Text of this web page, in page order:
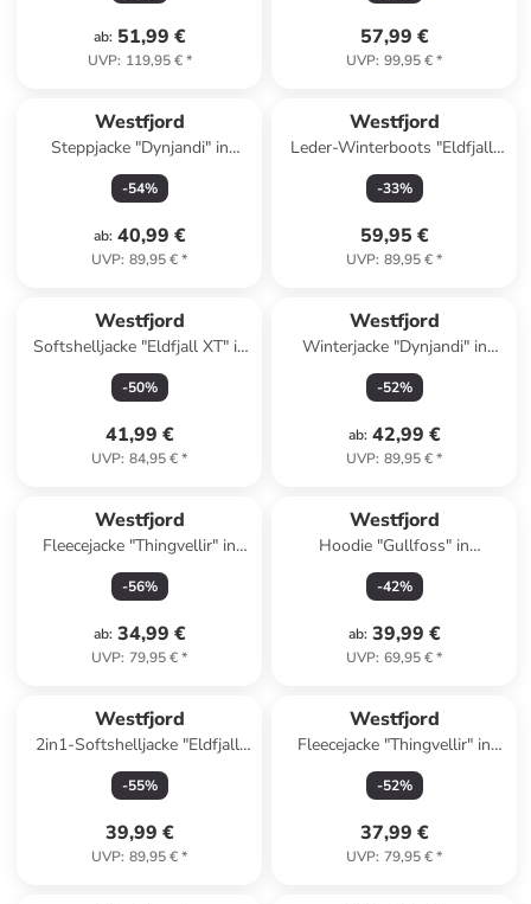
ab: 51,99 €
UVP: 119,95 €*
57,99 €
UVP: 99,95 €*
Westfjord
Steppjacke "Dynjandi" in
Dunkelblau
-54%
ab: 40,99 €
UVP: 89,95 €*
Westfjord
Leder-Winterboots "Eldfjall"
in Grau/ Grün
-33%
59,95 €
UVP: 89,95 €*
Westfjord
Softshelljacke "Eldfjall XT" in
Mint
-50%
41,99 €
UVP: 84,95 €*
Westfjord
Winterjacke "Dynjandi" in
Khaki
-52%
ab: 42,99 €
UVP: 89,95 €*
Westfjord
Fleecejacke "Thingvellir" in
Anthrazit
-56%
ab: 34,99 €
UVP: 79,95 €*
Westfjord
Hoodie "Gullfoss" in
Dunkelgrün
-42%
ab: 39,99 €
UVP: 69,95 €*
Westfjord
2in1-Softshelljacke "Eldfjall"
in Dunkelblau
-55%
39,99 €
UVP: 89,95 €*
Westfjord
Fleecejacke "Thingvellir" in
Orange
-52%
37,99 €
UVP: 79,95 €*